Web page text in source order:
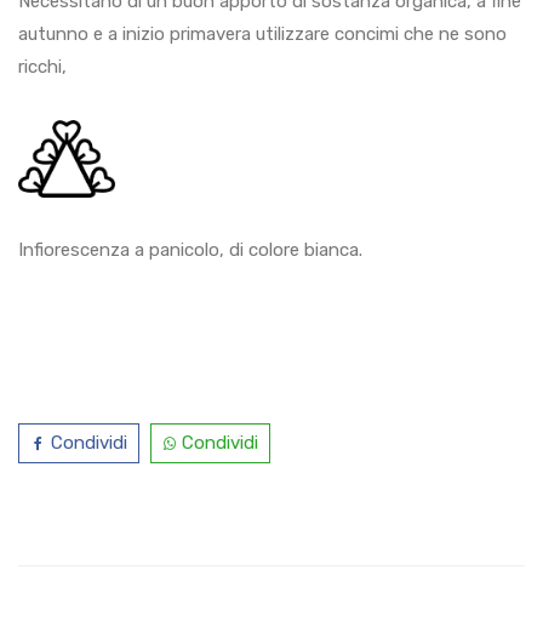
autunno e a inizio primavera utilizzare concimi che ne sono
ricchi,
Infiorescenza a panicolo, di colore bianca.
Condividi Condividi